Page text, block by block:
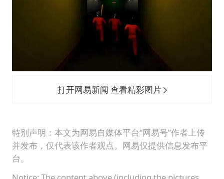
打开网易新闻 查看精彩图片
特别声明：本文为网易自媒体平台“网易号”作者上传
并发布，仅代表该作者观点。网易仅提供信息发布平
台。